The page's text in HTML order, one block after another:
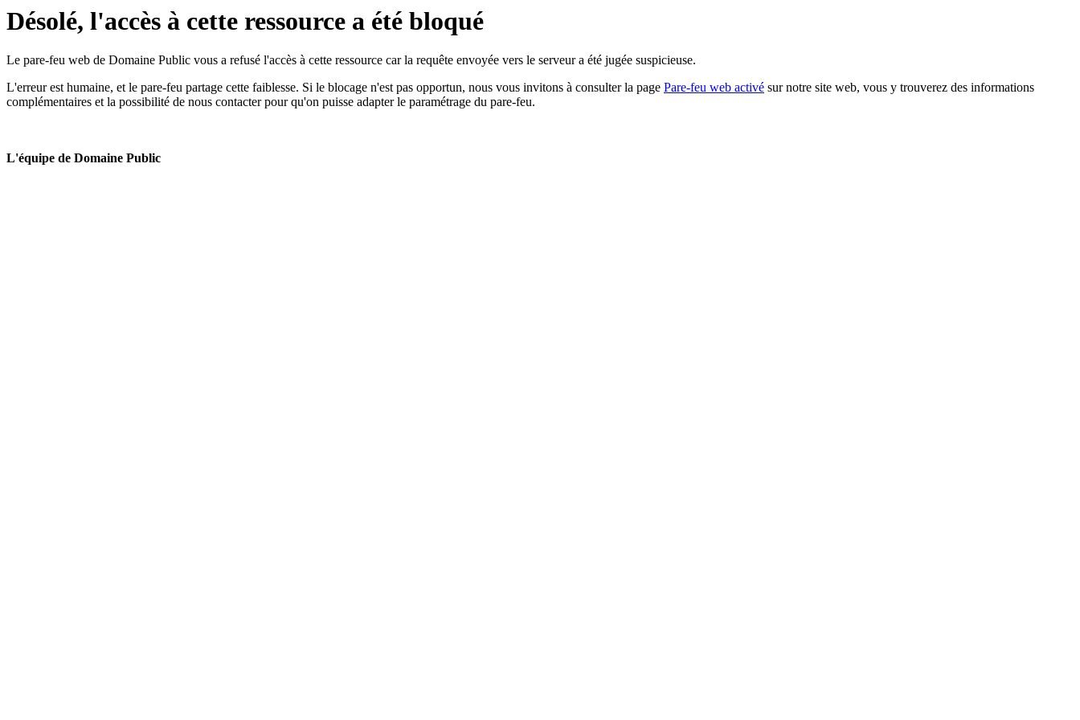
Désolé, l'accès à cette ressource a été bloqué
Le pare-feu web de Domaine Public vous a refusé l'accès à cette ressource car la requête envoyée vers le serveur a été jugée suspicieuse.
L'erreur est humaine, et le pare-feu partage cette faiblesse. Si le blocage n'est pas opportun, nous vous invitons à consulter la page Pare-feu web activé sur notre site web, vous y trouverez des informations
complémentaires et la possibilité de nous contacter pour qu'on puisse adapter le paramétrage du pare-feu.
L'équipe de Domaine Public